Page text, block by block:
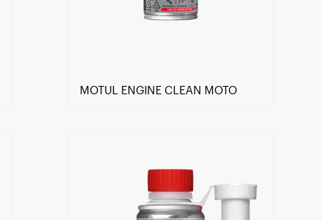
Găsește un partener
MOTUL ENGINE CLEAN MOTO